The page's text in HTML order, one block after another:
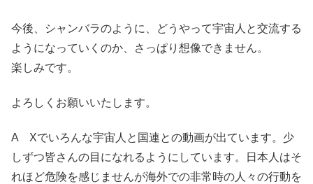
今後、シャンバラのように、どうやって宇宙人と交流する
ようになっていくのか、さっぱり想像できません。
楽しみです。
よろしくお願いいたします。
A Xでいろんな宇宙人と国連との動画が出ています。少
しずつ皆さんの目になれるようにしています。日本人はそ
れほど危険を感じませんが海外での非常時の人々の行動を